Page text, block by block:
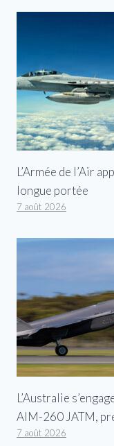
L’Armée de l’Air
longue portée
7 août 2026
L’Australie
AIM-260 JATM,
7 août 2026